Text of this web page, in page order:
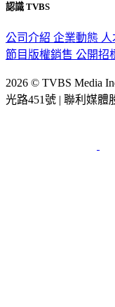
認識 TVBS
公司介紹 企業動態
節目版權銷售 公開招
2026 © TVBS Media
光路451號 | 聯利媒體